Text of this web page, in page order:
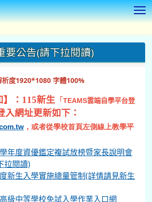
要公告(請下拉閱讀)
析度1920*1080 字體100%
】：115新生 「 TEAMS雲端自學平台登
入網址更新如下：
，或者從學校首頁左側線上教學平
年度資優鑑定複試放榜暨家長說明會
拉閱讀)
新生入學實施總量管制(詳情請見新生
級中等學校免試入學作業入口網